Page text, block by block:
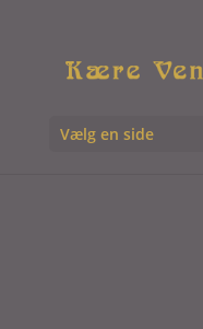
Vælg en side